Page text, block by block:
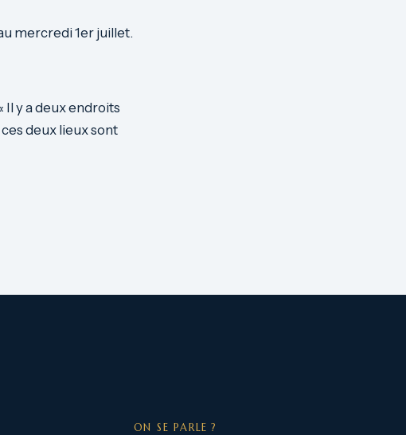
mercredi 1er juillet.
y a deux endroits
deux lieux sont
ON SE PARLE ?